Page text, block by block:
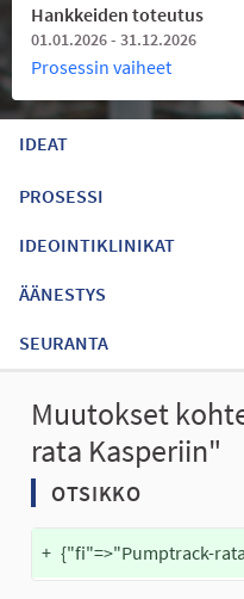
Hankkeiden toteutus
01.01.2026 - 31.12.2026
Prosessin vaiheet
IDEAT
PROSESSI
IDEOINTIKLINIKAT
ÄÄNESTYS
SEURANTA
Muutokset
rata Kasperiin"
OTSIKKO
+ {"fi"=>"Pumptrack-